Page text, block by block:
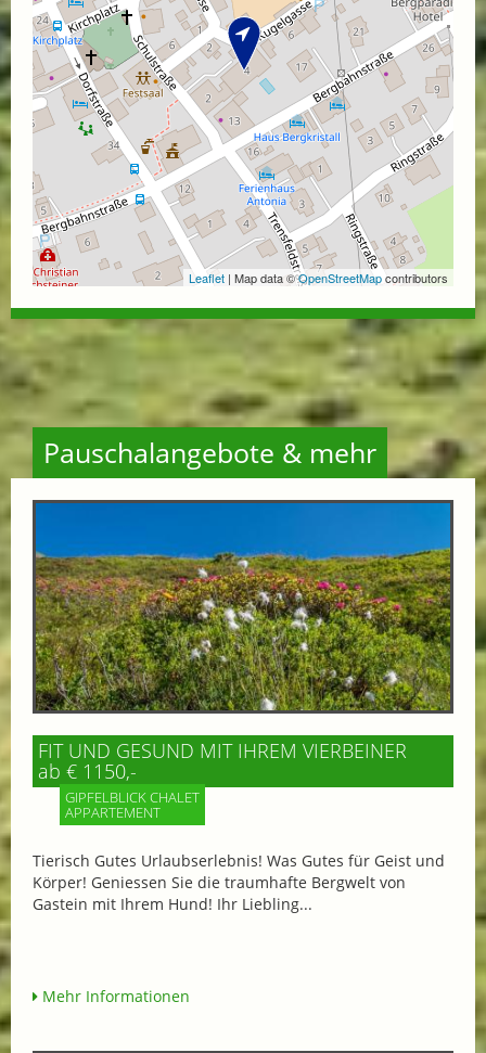
Leaflet | Map data ©OpenStreetMapcontributors
Pauschalangebote & mehr
FIT UND GESUND MIT IHREM VIERBEINER
ab € 1150,-
GIPFELBLICK CHALET
APPARTEMENT
Tierisch Gutes Urlaubserlebnis! Was Gutes für Geist und
Körper! Geniessen Sie die traumhafte Bergwelt von
Gastein mit Ihrem Hund! Ihr Liebling...
Mehr Informationen